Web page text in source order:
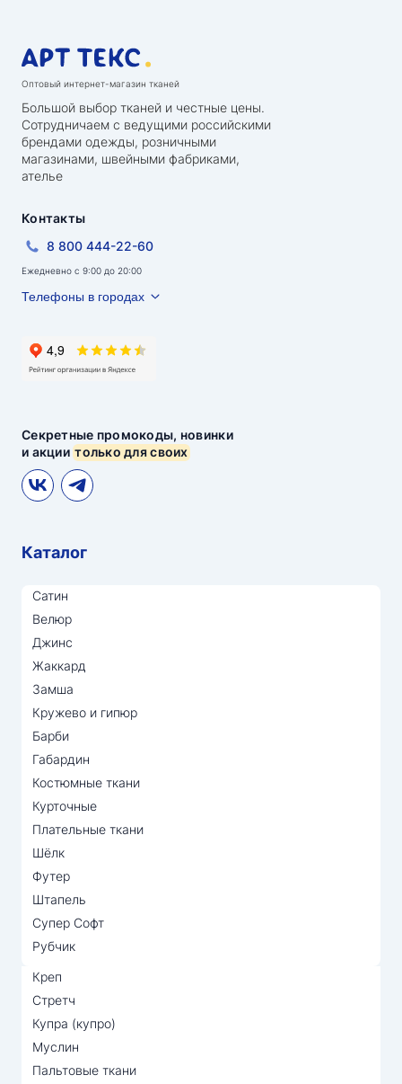
Оптовый интернет-магазин тканей
Большой выбор тканей и честные цены.
Сотрудничаем с ведущими российскими
брендами одежды, розничными
магазинами, швейными фабриками,
ателье
Секретные промокоды, новинки
и акциитолько для своих
Контакты
8 800 444-22-60
Ежедневно с 9:00 до 20:00
Телефоны в городах
Каталог
Сатин
Велюр
Джинс
Жаккард
Замша
Кружево и гипюр
Барби
Габардин
Костюмные ткани
Курточные
Плательные ткани
Шёлк
Футер
Штапель
Супер Софт
Рубчик
Креп
Стретч
Купра (купро)
Муслин
Пальтовые ткани